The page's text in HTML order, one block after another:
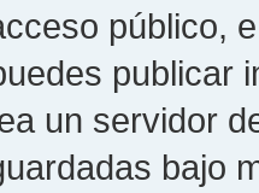
público,
publicar
un servidor
bajo